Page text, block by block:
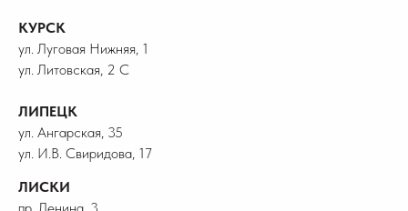
КУРСК
ул. Луговая Нижняя, 1
ул. Литовская, 2 С
ЛИПЕЦК
ул. Ангарская, 35
ул. И.В. Свиридова, 17
ЛИСКИ